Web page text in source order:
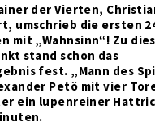
der Vierten,
umschrieb die ersten
mit „Wahnsinn“! Zu
stand schon das
fest. „Mann des
Petö mit vier
ein lupenreiner